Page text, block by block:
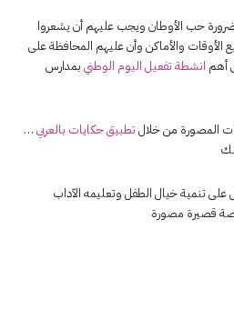
حب الأوطان ويجب عليهم أن يشعروا
الأوقات والأماكن وأن عليهم المحافظة على
أهم انشطة تفعيل اليوم الوطني بمدارس
المصورة من خلالتطبيق حكايات بالعربي …
تنمية خيال الطفل وتعليمه الآداب
قصيرة مصورة